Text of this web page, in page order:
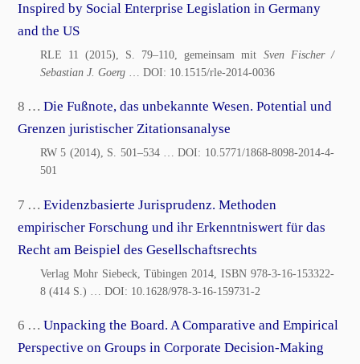
Inspired by Social Enterprise Legislation in Germany
and the US
RLE 11 (2015), S. 79–110, gemeinsam mit Sven Fischer /
Sebastian J. Goerg … DOI: 10.1515/rle-2014-0036
8 …Die Fußnote, das unbekannte Wesen. Potential und
Grenzen juristischer Zitationsanalyse
RW 5 (2014), S. 501–534… DOI: 10.5771/1868-8098-2014-4-
501
7 …Evidenzbasierte Jurisprudenz. Methoden
empirischer Forschung und ihr Erkenntniswert für das
Recht am Beispiel des Gesellschaftsrechts
Verlag Mohr Siebeck, Tübingen 2014, ISBN 978-3-16-153322-
8 (414 S.) … DOI: 10.1628/978-3-16-159731-2
6 …Unpacking the Board. A Comparative and Empirical
Perspective on Groups in Corporate Decision-Making